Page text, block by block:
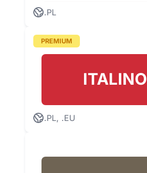
.PL
PREMIUM
ITALINO
.PL, .EU